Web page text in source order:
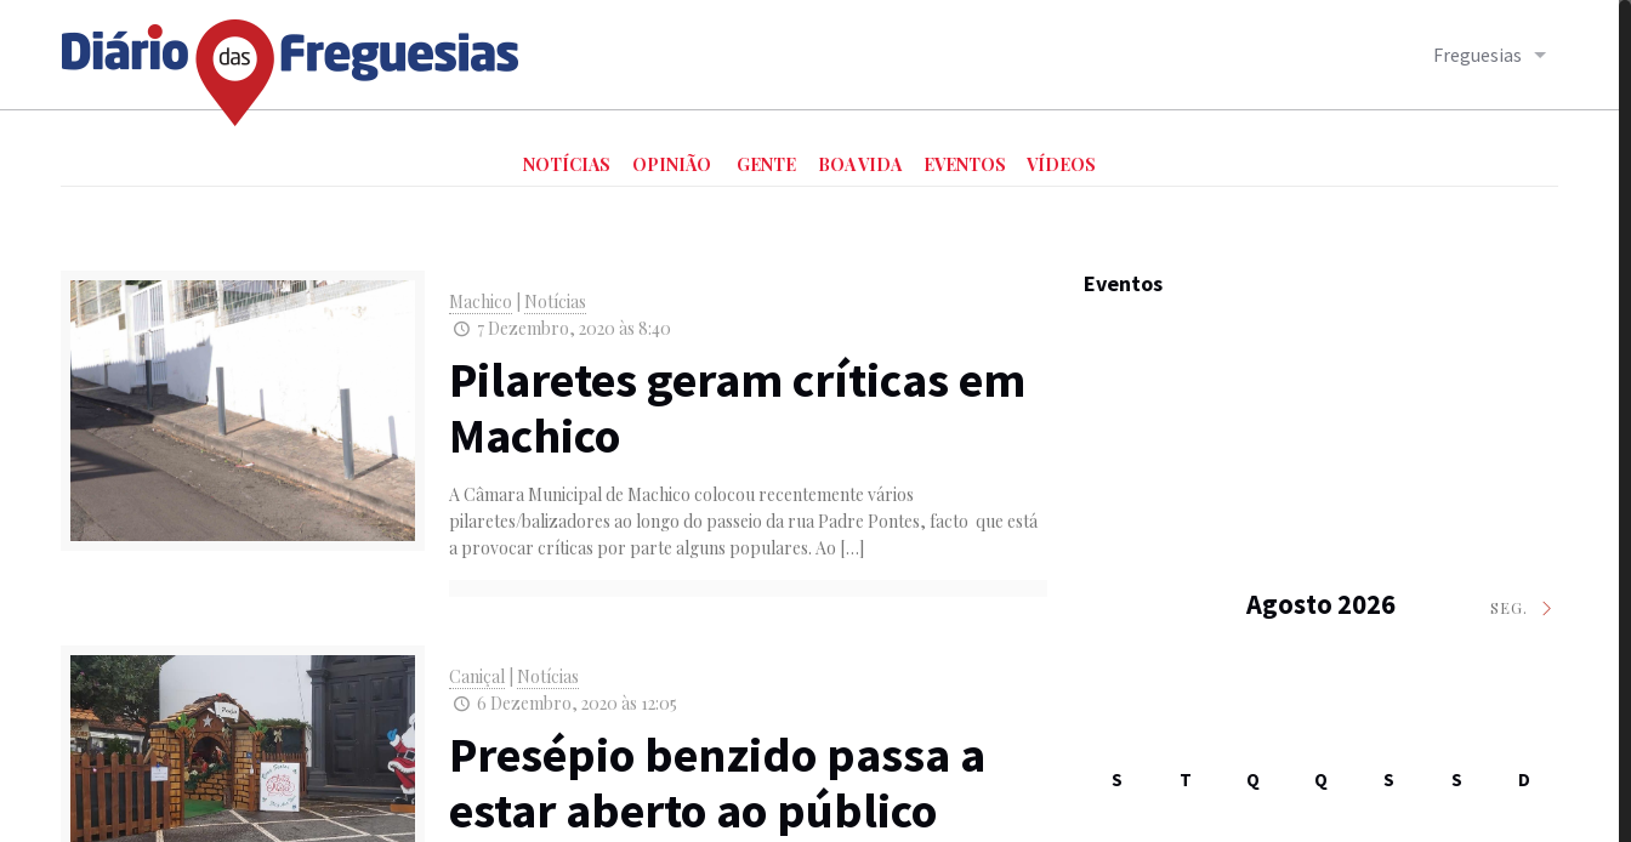
Freguesias
NOTÍCIAS OPINIÃO GENTE BOA VIDA EVENTOS VÍDEOS
Machico
Notícias
7 Dezembro, 2020 às 8:40
Pilaretes geram críticas em
Machico
A Câmara Municipal de Machico colocou recentemente vários
pilaretes/balizadores ao longo do passeio da rua Padre Pontes, facto que está
a provocar críticas por parte alguns populares. Ao […]
Caniçal Notícias
6 Dezembro, 2020 às 12:05
Presépio benzido passa a
estar aberto ao público
Eventos
Agosto 2026 SEG.
S T Q Q S S D